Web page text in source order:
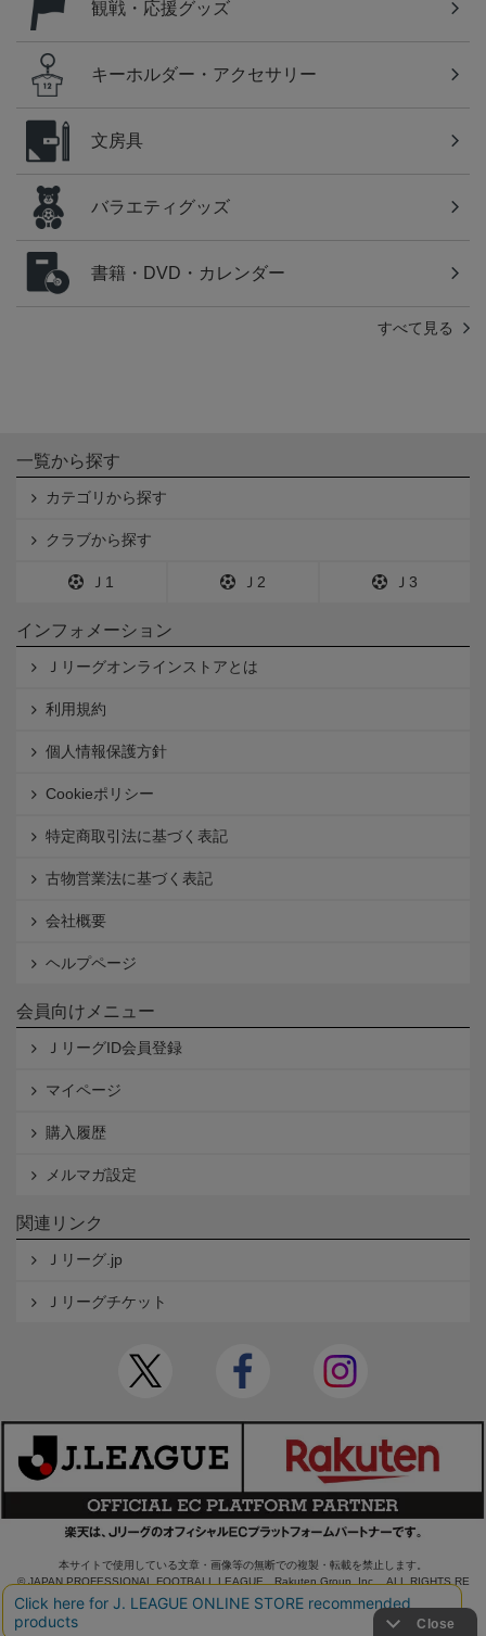
観戦・応援グッズ
キーホルダー・アクセサリー
文房具
バラエティグッズ
書籍・DVD・カレンダー
すべて見る
一覧から探す
カテゴリから探す
クラブから探す
Ｊ1 Ｊ2 Ｊ3
インフォメーション
Ｊリーグオンラインストアとは
利用規約
個人情報保護方針
Cookieポリシー
特定商取引法に基づく表記
古物営業法に基づく表記
会社概要
ヘルプページ
会員向けメニュー
ＪリーグID会員登録
マイページ
購入履歴
メルマガ設定
関連リンク
Ｊリーグ.jp
Ｊリーグチケット
本サイトで使用している文章・画像等の無断での複製・転載を禁止します。
© JAPAN PROFESSIONAL FOOTBALL LEAGUE Rakuten Group, Inc. ALL RIGHTS RE
SERVED.